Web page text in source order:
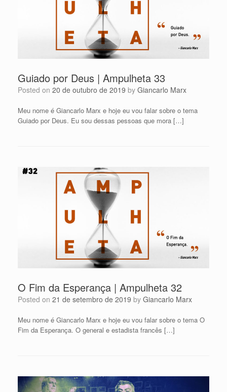
Guiado por Deus | Ampulheta 33
Posted on 20 de outubro de 2019 by Giancarlo Marx
Meu nome é Giancarlo Marx e hoje eu vou falar sobre o tema
Guiado por Deus. Eu sou dessas pessoas que mora […]
O Fim da Esperança | Ampulheta 32
Posted on 21 de setembro de 2019 by Giancarlo Marx
Meu nome é Giancarlo Marx e hoje eu vou falar sobre o tema O
Fim da Esperança. O general e estadista francês […]